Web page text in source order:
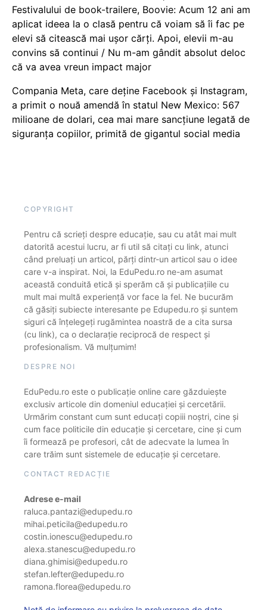
Festivalului de book-trailere, Boovie: Acum 12 ani am
aplicat ideea la o clasă pentru că voiam să îi fac pe
elevi să citească mai ușor cărți. Apoi, elevii m-au
convins să continui / Nu m-am gândit absolut deloc
că va avea vreun impact major
Compania Meta, care deține Facebook și Instagram,
a primit o nouă amendă în statul New Mexico: 567
milioane de dolari, cea mai mare sancțiune legată de
siguranța copiilor, primită de gigantul social media
COPYRIGHT
Pentru că scrieți despre educație, sau cu atât mai mult
datorită acestui lucru, ar fi util să citați cu link, atunci
când preluați un articol, părți dintr-un articol sau o idee
care v-a inspirat. Noi, la EduPedu.ro ne-am asumat
această conduită etică și sperăm că și publicațiile cu
mult mai multă experiență vor face la fel. Ne bucurăm
că găsiți subiecte interesante pe Edupedu.ro și suntem
siguri că înțelegeți rugămintea noastră de a cita sursa
(cu link), ca o declarație reciprocă de respect și
profesionalism. Vă mulțumim!
DESPRE NOI
EduPedu.ro este o publicație online care găzduiește
exclusiv articole din domeniul educației și cercetării.
Urmărim constant cum sunt educați copiii noștri, cine și
cum face politicile din educație și cercetare, cine și cum
îi formează pe profesori, cât de adecvate la lumea în
care trăim sunt sistemele de educație și cercetare.
CONTACT REDACȚIE
Adrese e-mail
raluca.pantazi@edupedu.ro
mihai.peticila@edupedu.ro
costin.ionescu@edupedu.ro
alexa.stanescu@edupedu.ro
diana.ghimisi@edupedu.ro
stefan.lefter@edupedu.ro
ramona.florea@edupedu.ro